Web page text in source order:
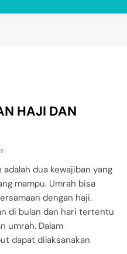
HAJI DAN
dua kewajiban yang
mampu. Umrah bisa
dengan haji.
di bulan dan hari tertentu
umrah. Dalam
dapat dilaksanakan